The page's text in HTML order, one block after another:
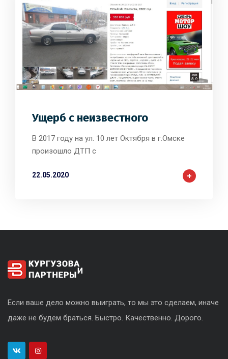
1 0 0
Ущерб с неизвестного
В 2017 году на ул. 10 лет Октября в г.Омске
произошло ДТП с
22.05.2020
Если ваше дело можно выиграть, то мы это сделаем, иначе
даже не будем браться. Быстро. Качественно. Дорого.